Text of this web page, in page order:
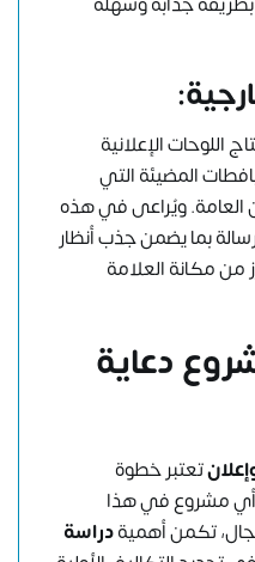
الإعلانية
المضيئة التي
العامة. ويُراعى في هذه
بما يضمن جذب أنظار
من مكانة العلامة
دعاية
تعتبر خطوة
أي مشروع في هذا
تكمن أهميةدراسة